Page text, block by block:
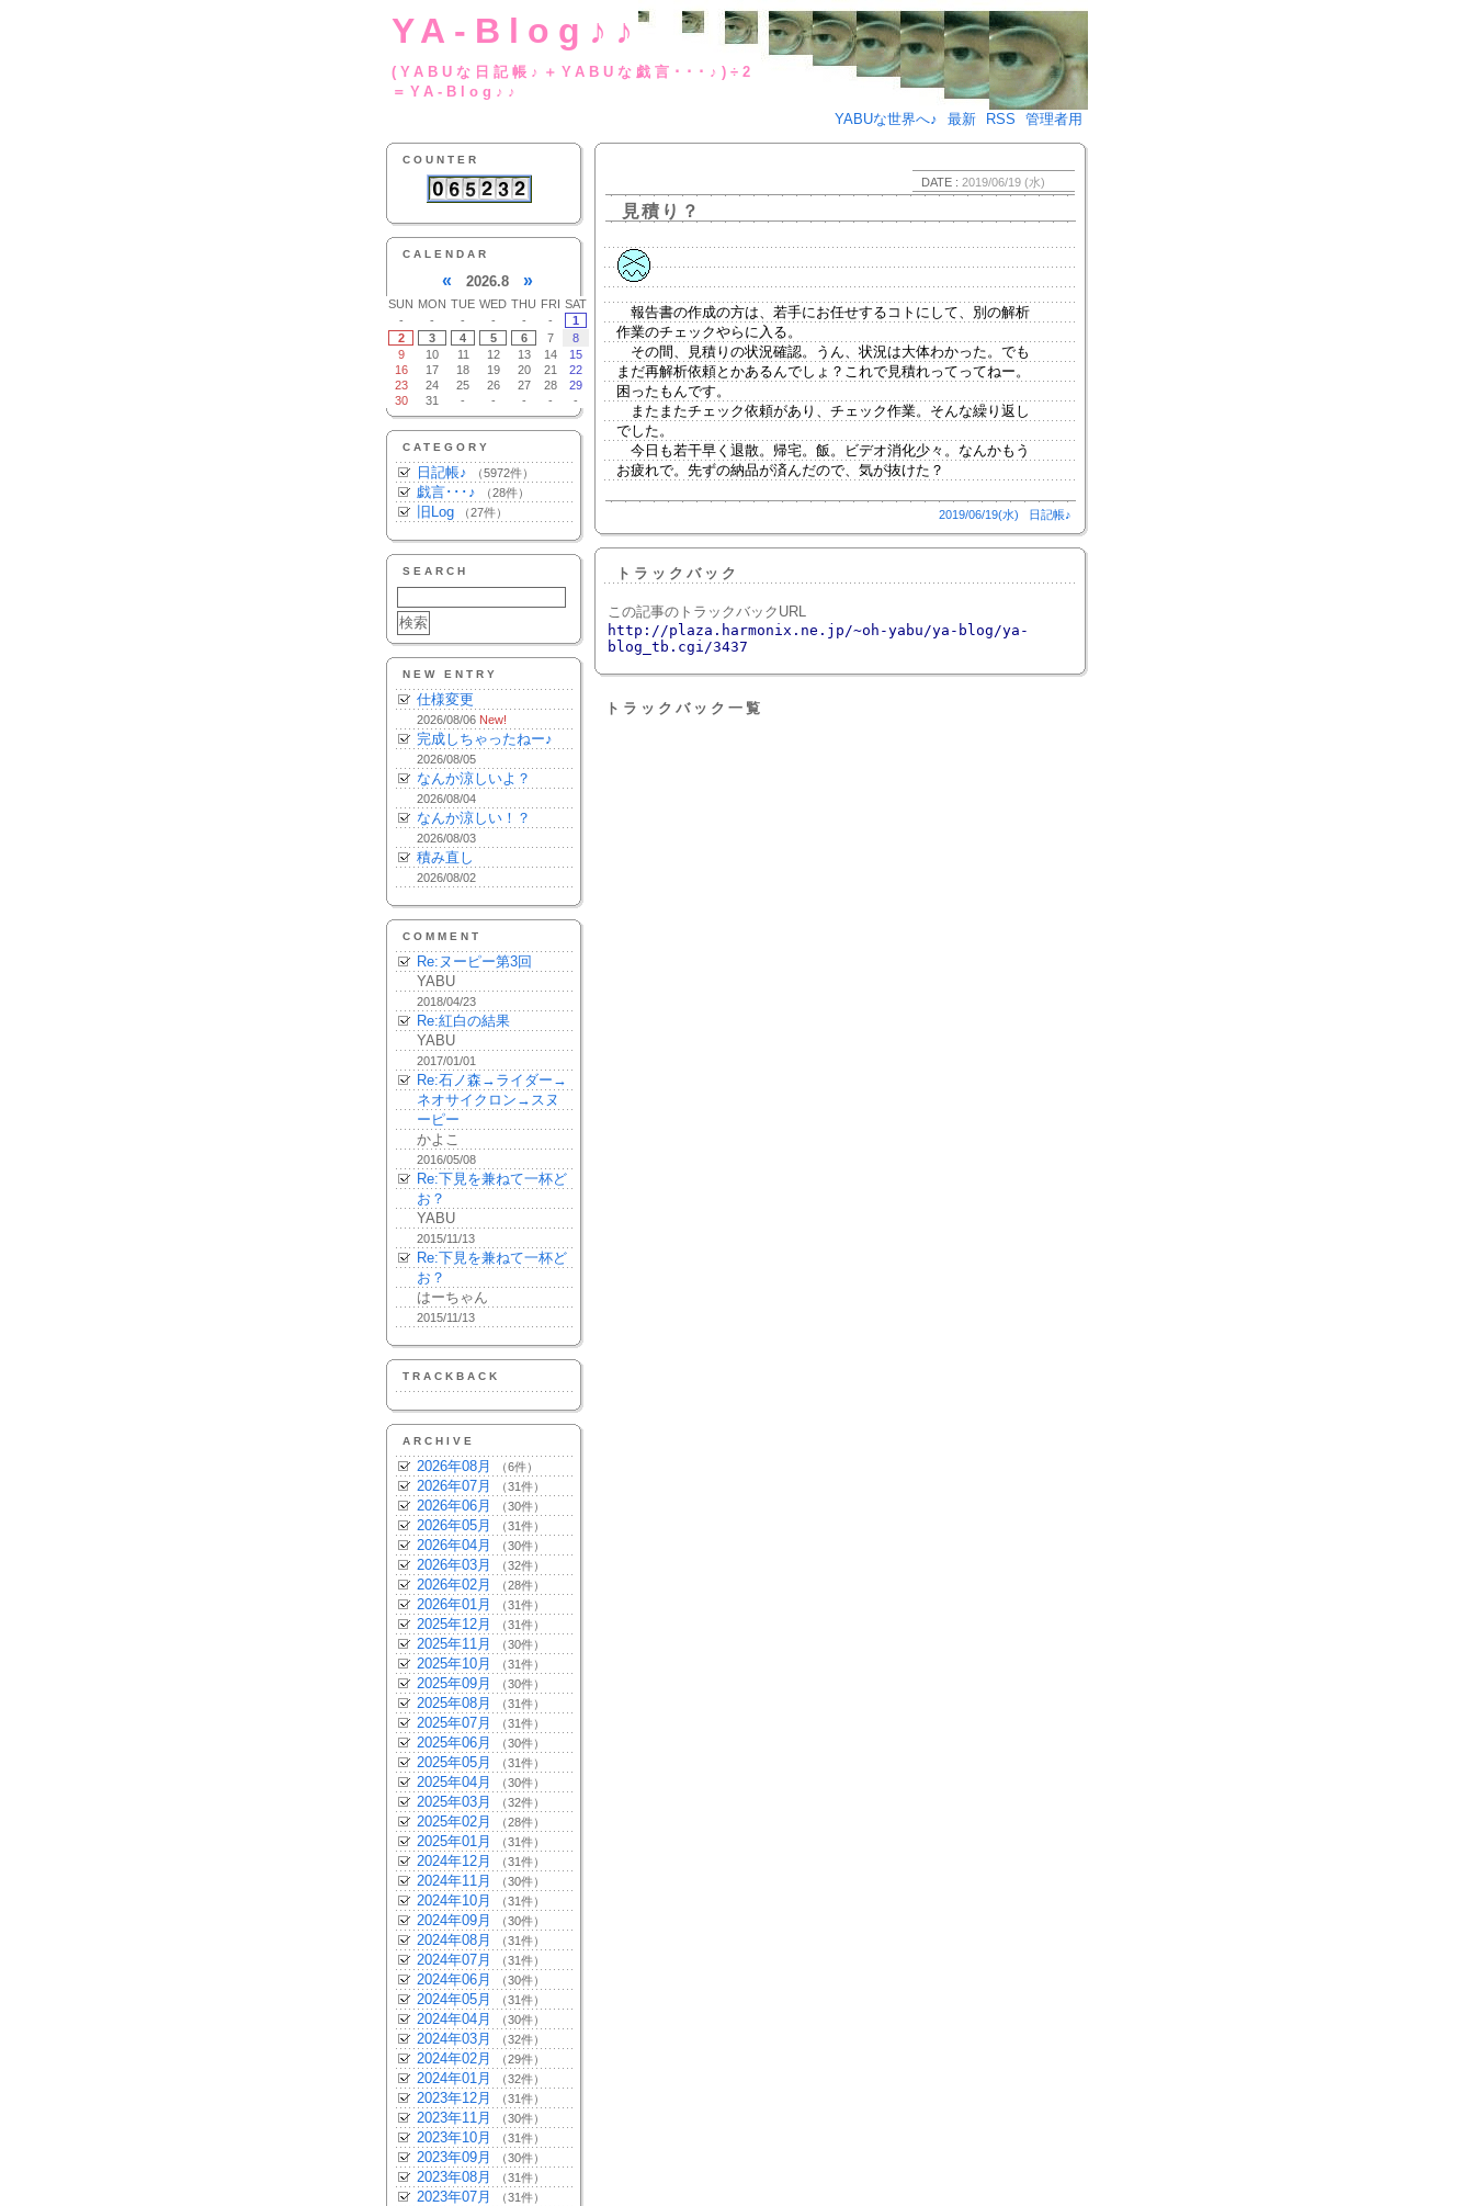
YA-Blog♪♪
(YABUな日記帳♪＋YABUな戯言･･･♪)÷2
＝YA-Blog♪♪
YABUな世界へ♪
最新 RSS 管理者用
COUNTER
CALENDAR
« 2026.8 »
SUN MON TUE WED THU FRI SAT
-
- - - - -
1
2
3 4 5 6 7
8
9
10 11 12 13 14
15
16
17 18 19 20 21
22
23
24 25 26 27 28
29
30
31 - - - - -
CATEGORY
日記帳♪ （5972件）
戯言･･･♪ （28件）
旧Log （27件）
SEARCH
NEW ENTRY
仕様変更
2026/08/06 New!
完成しちゃったねー♪
2026/08/05
なんか涼しいよ？
2026/08/04
なんか涼しい！？
2026/08/03
積み直し
2026/08/02
COMMENT
Re:ヌーピー第3回
YABU
2018/04/23
Re:紅白の結果
YABU
2017/01/01
Re:石ノ森→ライダー→
ネオサイクロン→スヌ
ーピー
かよこ
2016/05/08
Re:下見を兼ねて一杯ど
お？
YABU
2015/11/13
Re:下見を兼ねて一杯ど
お？
はーちゃん
2015/11/13
TRACKBACK
ARCHIVE
2026年08月 （6件）
2026年07月 （31件）
2026年06月 （30件）
2026年05月 （31件）
2026年04月 （30件）
2026年03月 （32件）
2026年02月 （28件）
2026年01月 （31件）
2025年12月 （31件）
2025年11月 （30件）
2025年10月 （31件）
2025年09月 （30件）
2025年08月 （31件）
2025年07月 （31件）
2025年06月 （30件）
2025年05月 （31件）
2025年04月 （30件）
2025年03月 （32件）
2025年02月 （28件）
2025年01月 （31件）
2024年12月 （31件）
2024年11月 （30件）
2024年10月 （31件）
2024年09月 （30件）
2024年08月 （31件）
2024年07月 （31件）
2024年06月 （30件）
2024年05月 （31件）
2024年04月 （30件）
2024年03月 （32件）
2024年02月 （29件）
2024年01月 （32件）
2023年12月 （31件）
2023年11月 （30件）
2023年10月 （31件）
2023年09月 （30件）
2023年08月 （31件）
2023年07月 （31件）
DATE : 2019/06/19 (水)
見積り？
報告書の作成の方は、若手にお任せするコトにして、別の解析
作業のチェックやらに入る。
その間、見積りの状況確認。うん、状況は大体わかった。でも
まだ再解析依頼とかあるんでしょ？これで見積れってってねー。
困ったもんです。
またまたチェック依頼があり、チェック作業。そんな繰り返し
でした。
今日も若干早く退散。帰宅。飯。ビデオ消化少々。なんかもう
お疲れで。先ずの納品が済んだので、気が抜けた？
2019/06/19(水) 日記帳♪
トラックバック
この記事のトラックバックURL
http://plaza.harmonix.ne.jp/~oh-yabu/ya-blog/ya-
blog_tb.cgi/3437
トラックバック一覧